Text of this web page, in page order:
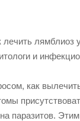
и
как
паразитов.